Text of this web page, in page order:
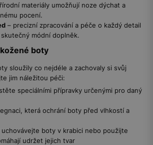
materiály umožňují noze dýchat a
pocení.
– precizní zpracování a péče o každý detail
módní doplněk.
boty
sloužily co nejdéle a zachovaly si svůj
jim náležitou péči:
speciálními přípravky určenými pro daný
která ochrání boty před vlhkostí a
uchovávejte boty v krabici nebo použijte
udržet jejich tvar